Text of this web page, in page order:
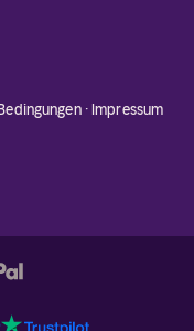
· Impressum